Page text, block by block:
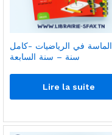
الماسة في الرياضيات -كامل
سنة – سنة السابعة
Lire la suite